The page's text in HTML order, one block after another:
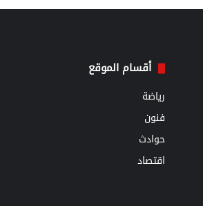
أقسام الموقع
رياضة
فنون
حوادث
اقتصاد